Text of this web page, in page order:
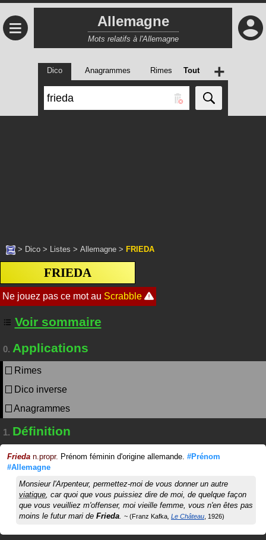
≡ Allemagne
Mots relatifs à l'Allemagne
Dico Anagrammes Rimes Tout +
> Dico > Listes > Allemagne > FRIEDA
FRIEDA
Voir sommaire
0. Applications
Rimes
Dico inverse
Anagrammes
1. Définition
Frieda n.propr. Prénom féminin d'origine allemande. #Prénom
#Allemagne
Monsieur l'Arpenteur, permettez-moi de vous donner un autre
viatique, car quoi que vous puissiez dire de moi, de quelque façon
que vous veuilliez m'offenser, moi vieille femme, vous n'en êtes pas
moins le futur mari de Frieda. Franz Kafka Le Château 1926